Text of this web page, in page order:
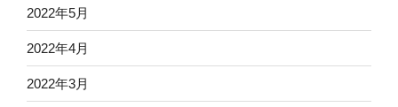
2022年5月
2022年4月
2022年3月